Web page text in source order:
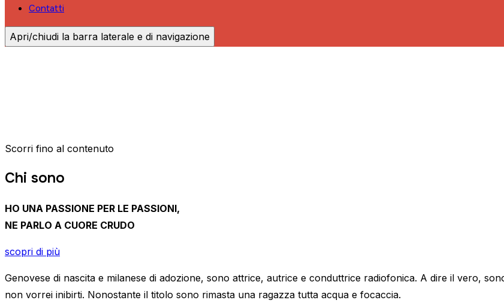
Contatti
Apri/chiudi la barra laterale e di navigazione
Scorri fino al contenuto
Chi sono
HO UNA PASSIONE PER LE PASSIONI,
NE PARLO A CUORE CRUDO
scopri di più
Genovese di nascita e milanese di adozione, sono attrice, autrice e conduttrice radiofonica. A dire il vero,
non vorrei inibirti. Nonostante il titolo sono rimasta una ragazza tutta acqua e focaccia.